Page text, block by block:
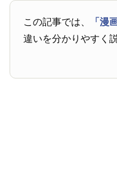
この記事では、 「漫
違いを分かりやすく